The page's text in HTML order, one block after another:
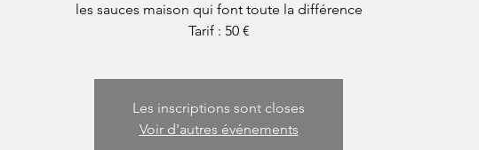
les sauces maison qui font toute la différence
Tarif : 50 €
Les inscriptions sont closes
Voir d'autres événements